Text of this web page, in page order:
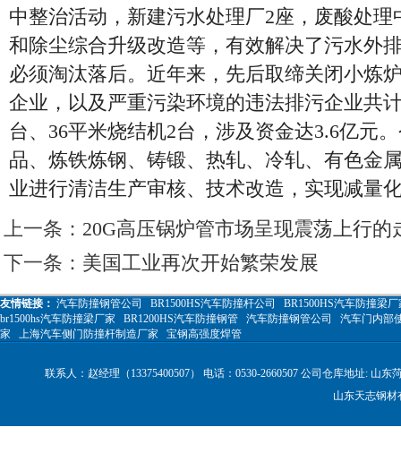
中整治活动，新建污水处理厂2座，废酸处
和除尘综合升级改造等，有效解决了污水外
必须淘汰落后。近年来，先后取缔关闭小炼
企业，以及严重污染环境的违法排污企业共
台、36平米烧结机2台，涉及资金达3.6亿元
品、炼铁炼钢、铸锻、热轧、冷轧、有色金
业进行清洁生产审核、技术改造，实现减量
上一条： 20G高压锅炉管市场呈现震荡上行的
下一条： 美国工业再次开始繁荣发展
友情链接： 汽车防撞钢管公司 BR1500HS汽车防撞杆公司
BR1500HS汽车防撞梁厂
br1500hs汽车防撞梁厂家
BR1200HS汽车防撞钢管 汽车防撞钢管公司
汽车门内部
家
上海汽车侧门防撞杆制造厂家 宝钢高强度焊管
联系人：赵经理（13375400507） 电话：0530-2660507 公司仓库地址: 山
山东天志钢